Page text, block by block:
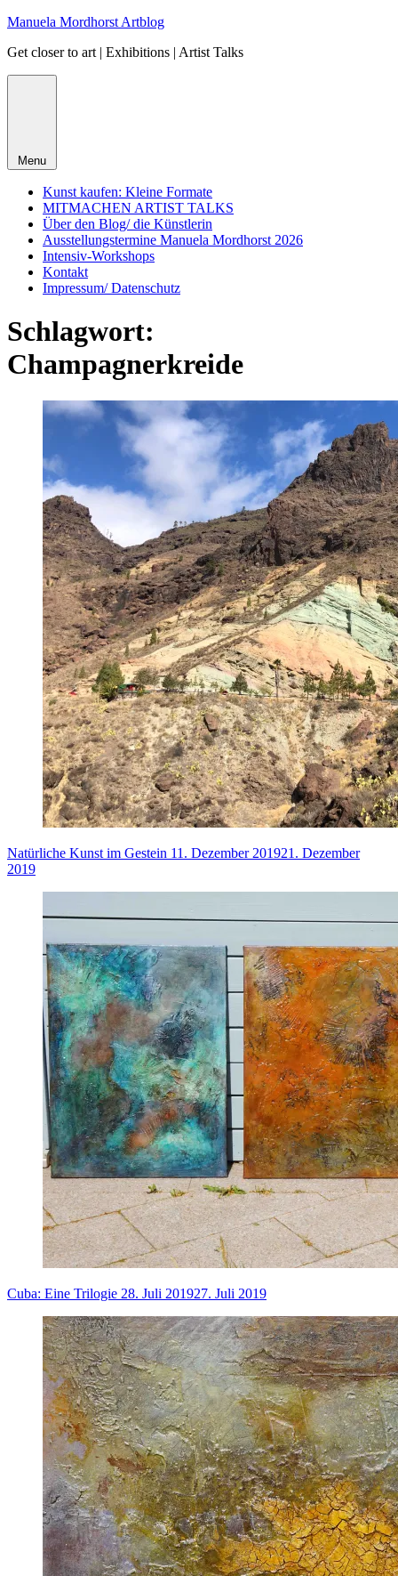
Skip
content
Manuela Mordhorst Artblog
Get closer to art | Exhibitions | Artist Talks
Menu
Kunst kaufen: Kleine Formate
MITMACHEN ARTIST TALKS
Über den Blog/ die Künstlerin
Ausstellungstermine Manuela Mordhorst 2026
Intensiv-Workshops
Kontakt
Impressum/ Datenschutz
Schlagwort:
Champagnerkreide
Natürliche Kunst im Gestein 11. Dezember 201921. Dezember
2019
Cuba: Eine Trilogie 28. Juli 201927. Juli 2019